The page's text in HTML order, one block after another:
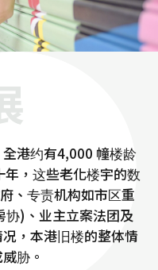
港约有4,000 幢楼龄
，这些老化楼宇的数
、专责机构如市区重
)、业主立案法团及
，本港旧楼的整体情
胁。